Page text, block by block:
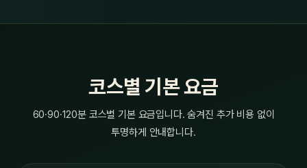
코스별 기본 요금
60·90·120분 코스별 기본 요금입니다. 숨겨진 추가 비용 없이
투명하게 안내합니다.